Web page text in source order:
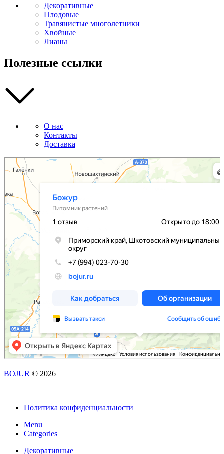
Декоративные
Плодовые
Травянистые многолетники
Хвойные
Лианы
Полезные ссылки
О нас
Контакты
Доставка
Божур
Питомник растений в Приморском крае
BOJUR © 2026
Политика конфиденциальности
Menu
Categories
Декоративные